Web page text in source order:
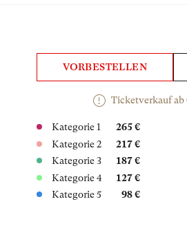
VORBESTELLEN
Ticketverkauf ab
Kategorie 1
265 €
Kategorie 2
217 €
Kategorie 3
187 €
Kategorie 4
127 €
Kategorie 5
98 €